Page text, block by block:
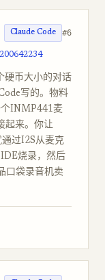
Claude Code #6
硬币大小的对话
写的。物料
INMP441麦
起来。你让
过I2S从麦克
烧录，然后
口袋录音机卖